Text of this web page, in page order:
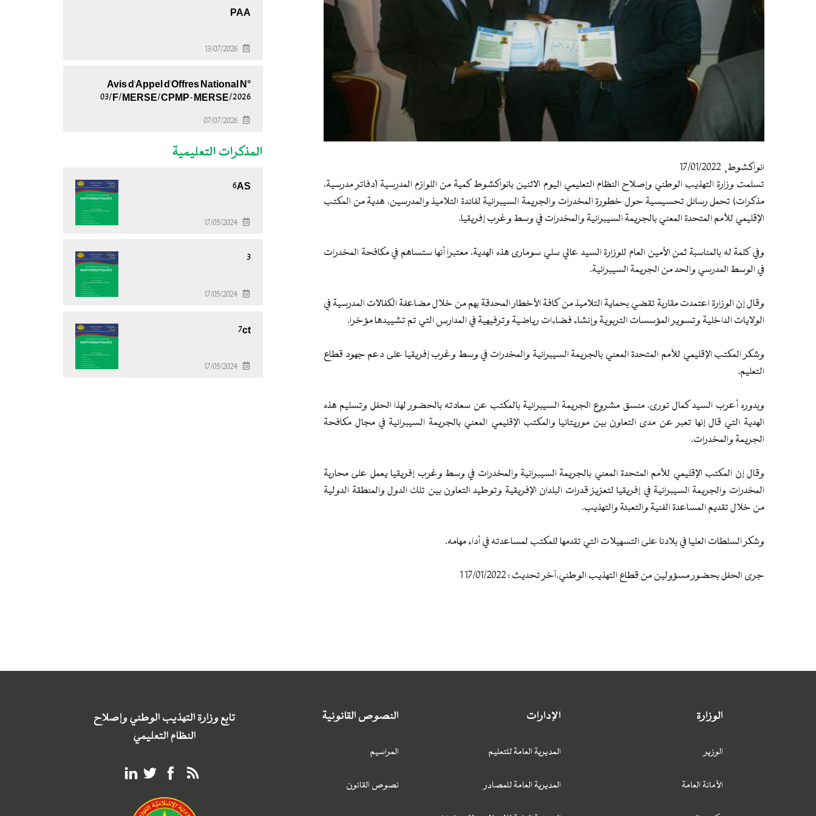
PAA
13/07/2026
Avis d'Appel d'Offres National N°
03/F/MERSE/CPMP-MERSE/2026
07/07/2026
المذكرات التعليمية
6AS
17/05/2024
3
17/05/2024
7ct
17/05/2024
انواكشوط, 17/01/2022
تسلمت وزارة التهذيب الوطني وإصلاح النظام التعليمي اليوم الاثنين بانواكشوط كمية من اللوازم المدرسية (دفاتر مدرسية،
مذكرات) تحمل رسائل تحسيسية حول خطورة المخدرات والجريمة السيبرانية لفائدة التلاميذ والمدرسين، هدية من المكتب
الإقليمي للأمم المتحدة المعني بالجريمة السيبرانية والمخدرات في وسط وغرب إفريقيا.
وفي كلمة له بالمناسبة ثمن الأمين العام للوزارة السيد عالي سلي سومارى هذه الهدية، معتبرا أنها ستساهم في مكافحة المخدرات
في الوسط المدرسي والحد من الجريمة السيبرانية.
وقال إن الوزارة اعتمدت مقاربة تقضي بحماية التلاميذ من كافة الأخطار المحدقة بهم من خلال مضاعفة الكفالات المدرسية في
الولايات الداخلية وتسوير المؤسسات التربوية وإنشاء فضاءات رياضية وترفيهية في المدارس التي تم تشييدها مؤخرا.
وشكر المكتب الإقليمي للأمم المتحدة المعني بالجريمة السيبرانية والمخدرات في وسط وغرب إفريقيا على دعم جهود قطاع
التعليم.
وبدوره أعرب السيد كمال تورى، منسق مشروع الجريمة السيبرانية بالمكتب عن سعادته بالحضور لهذا الحفل وتسليم هذه
الهدية التي قال إنها تعبر عن مدى التعاون بين موريتانيا والمكتب الإقليمي المعني بالجريمة السيبرانية في مجال مكافحة
الجريمة والمخدرات.
وقال إن المكتب الإقليمي للأمم المتحدة المعني بالجريمة السيبرانية والمخدرات في وسط وغرب إفريقيا يعمل على محاربة
المخدرات والجريمة السيبرانية في إفريقيا لتعزيز قدرات البلدان الإفريقية وتوطيد التعاون بين تلك الدول والمنطقة الدولية
من خلال تقديم المساعدة الفنية والتعبئة والتهذيب.
وشكر السلطات العليا في بلادنا على التسهيلات التي تقدمها للمكتب لمساعدته في أداء مهامه.
جرى الحفل بحضور مسؤولين من قطاع التهذيب الوطني.آخر تحديث : 17/01/2022 1
تابع وزارة التهذيب الوطني وإصلاح
النظام التعليمي
النصوص القانونية
المراسيم
نصوص القانون
الإدارات
المديرية العامة للتعليم
المديرية العامة للمصادر
الوزارة
الوزير
الأمانة العامة